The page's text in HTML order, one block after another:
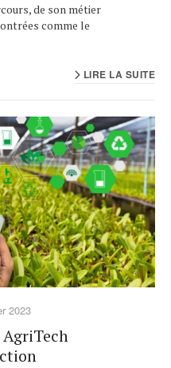
de son métier
comme le
LIRE LA SUITE
2023